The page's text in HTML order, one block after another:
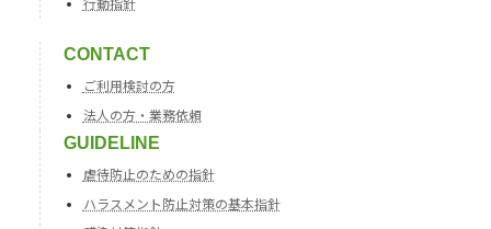
行動指針
CONTACT
ご利用検討の方
法人の方・業務依頼
GUIDELINE
虐待防止のための指針
ハラスメント防止対策の基本指針